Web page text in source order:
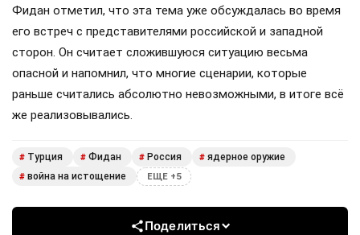
Фидан отметил, что эта тема уже обсуждалась во время
его встреч с представителями российской и западной
сторон. Он считает сложившуюся ситуацию весьма
опасной и напомнил, что многие сценарии, которые
раньше считались абсолютно невозможными, в итоге всё
же реализовывались.
# Турция # Фидан # Россия # ядерное оружие
# война на истощение ЕЩЕ +5
Поделиться